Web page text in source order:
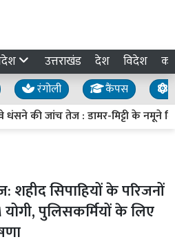
उत्तराखंड देश विदेश
रंगोली कैंपस
की जांच तेज : डामर-मिट्टी के नमूने
सिपाहियों के परिजनों
पुल‍िसकर्मि‍यों के ल‍िए